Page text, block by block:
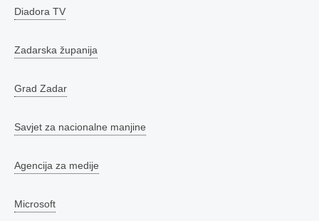
Diadora TV
Zadarska županija
Grad Zadar
Savjet za nacionalne manjine
Agencija za medije
Microsoft